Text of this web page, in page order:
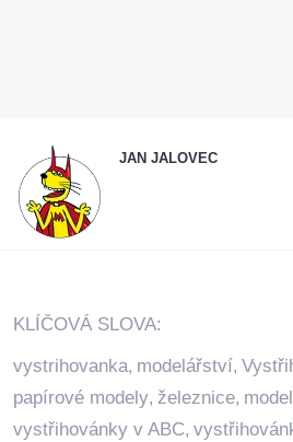
JAN JALOVEC
KLÍČOVÁ SLOVA:
vystrihovanka, modelářství,
papírové modely, železnice,
vystřihovánky v ABC,